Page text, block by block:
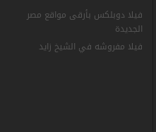
فيلا دوبلكس بأرقى مواقع مصر
الجديدة
فيلا مفروشه في الشيخ زايد